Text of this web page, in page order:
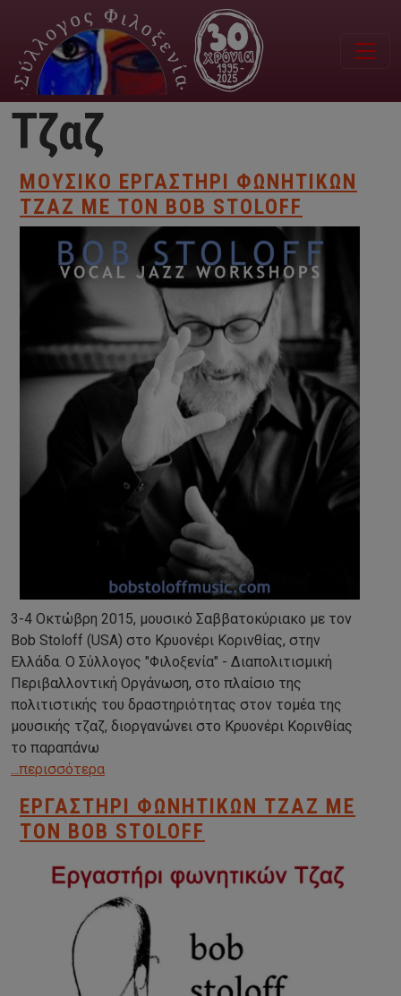
Παράκαμψη προς το κυρίως περιεχόμενο
Τζαζ
ΜΟΥΣΙΚΌ ΕΡΓΑΣΤΉΡΙ ΦΩΝΗΤΙΚΏΝ
ΤΖΑΖ ΜΕ ΤΟΝ BOB STOLOFF
3-4 Οκτώβρη 2015, μουσικό Σαββατοκύριακο με τον
Bob Stoloff (USA) στο Κρυονέρι Κορινθίας, στην
Ελλάδα. Ο Σύλλογος "Φιλοξενία" - Διαπολιτισμική
Περιβαλλοντική Οργάνωση, στο πλαίσιο της
πολιτιστικής του δραστηριότητας στον τομέα της
μουσικής τζαζ, διοργανώνει στο Κρυονέρι Κορινθίας
το παραπάνω
...περισσότερα
ΕΡΓΑΣΤΉΡΙ ΦΩΝΗΤΙΚΏΝ ΤΖΑΖ ΜΕ
ΤΟΝ BOB STOLOFF